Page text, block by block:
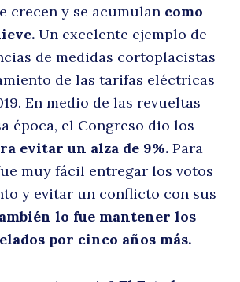
crecen y se acumulan como
Un excelente ejemplo de
de medidas cortoplacistas
de las tarifas eléctricas
En medio de las revueltas
época, el Congreso dio los
evitar un alza de 9%. Para
muy fácil entregar los votos
y evitar un conflicto con sus
lo fue mantener los
por cinco años más.